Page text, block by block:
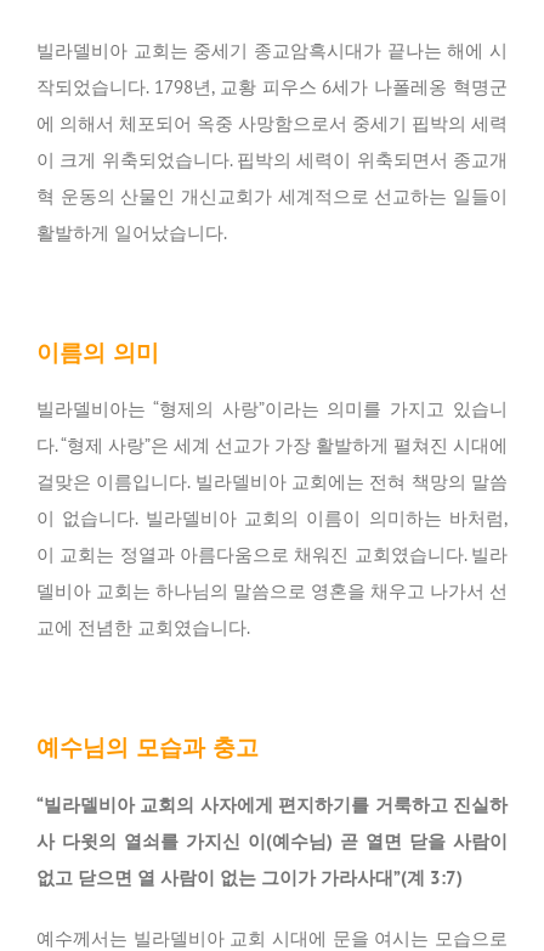
빌라델비아 교회는 중세기 종교암흑시대가 끝나는 해에 시
작되었습니다. 1798년, 교황 피우스 6세가 나폴레옹 혁명군
에 의해서 체포되어 옥중 사망함으로서 중세기 핍박의 세력
이 크게 위축되었습니다. 핍박의 세력이 위축되면서 종교개
혁 운동의 산물인 개신교회가 세계적으로 선교하는 일들이
활발하게 일어났습니다.
이름의 의미
빌라델비아는 “형제의 사랑”이라는 의미를 가지고 있습니
다. “형제 사랑”은 세계 선교가 가장 활발하게 펼쳐진 시대에
걸맞은 이름입니다. 빌라델비아 교회에는 전혀 책망의 말씀
이 없습니다. 빌라델비아 교회의 이름이 의미하는 바처럼,
이 교회는 정열과 아름다움으로 채워진 교회였습니다. 빌라
델비아 교회는 하나님의 말씀으로 영혼을 채우고 나가서 선
교에 전념한 교회였습니다.
예수님의 모습과 충고
“빌라델비아 교회의 사자에게 편지하기를 거룩하고 진실하
사 다윗의 열쇠를 가지신 이(예수님) 곧 열면 닫을 사람이
없고 닫으면 열 사람이 없는 그이가 가라사대”(계 3:7)
예수께서는 빌라델비아 교회 시대에 문을 여시는 모습으로